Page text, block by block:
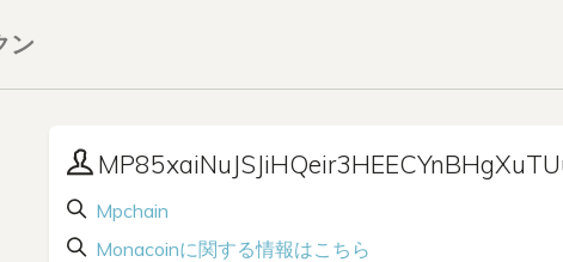
ン
Mpchain
Monacoinに関する情報はこちら